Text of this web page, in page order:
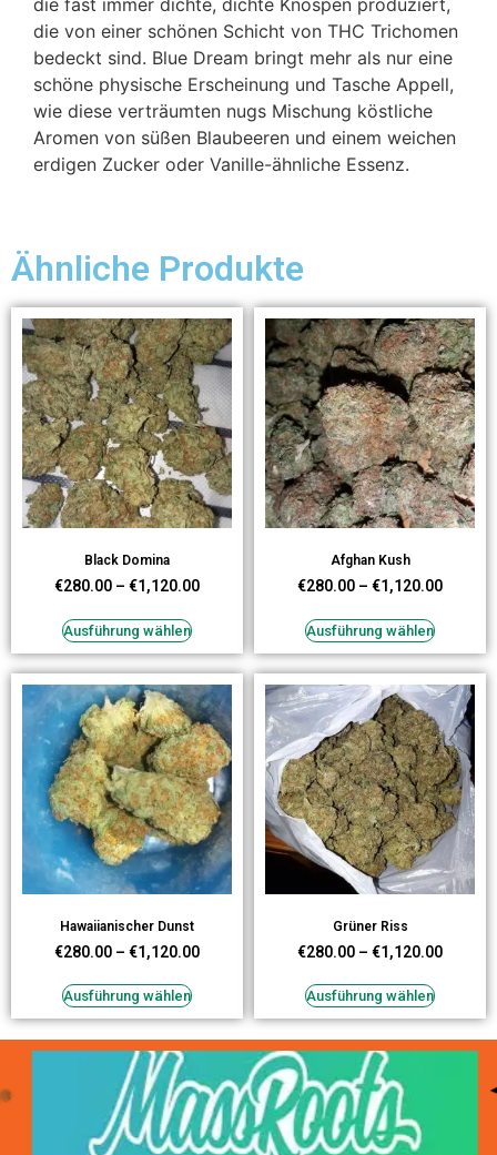
die von einer schönen Schicht von THC Trichomen
bedeckt sind. Blue Dream bringt mehr als nur eine
schöne physische Erscheinung und Tasche Appell,
wie diese verträumten nugs Mischung köstliche
Aromen von süßen Blaubeeren und einem weichen
erdigen Zucker oder Vanille-ähnliche Essenz.
Ähnliche Produkte
Black Domina
€280.00 – €1,120.00
Ausführung wählen
Afghan Kush
€280.00 – €1,120.00
Ausführung wählen
Hawaiianischer Dunst
€280.00 – €1,120.00
Ausführung wählen
Grüner Riss
€280.00 – €1,120.00
Ausführung wählen